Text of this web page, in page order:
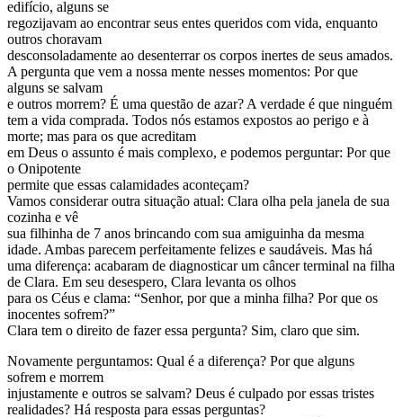
edifício, alguns se
regozijavam ao encontrar seus entes queridos com vida, enquanto
outros choravam
desconsoladamente ao desenterrar os corpos inertes de seus amados.
A pergunta que vem a nossa mente nesses momentos: Por que
alguns se salvam
e outros morrem? É uma questão de azar? A verdade é que ninguém
tem a vida comprada. Todos nós estamos expostos ao perigo e à
morte; mas para os que acreditam
em Deus o assunto é mais complexo, e podemos perguntar: Por que
o Onipotente
permite que essas calamidades aconteçam?
Vamos considerar outra situação atual: Clara olha pela janela de sua
cozinha e vê
sua filhinha de 7 anos brincando com sua amiguinha da mesma
idade. Ambas parecem perfeitamente felizes e saudáveis. Mas há
uma diferença: acabaram de diagnosticar um câncer terminal na filha
de Clara. Em seu desespero, Clara levanta os olhos
para os Céus e clama: “Senhor, por que a minha filha? Por que os
inocentes sofrem?”
Clara tem o direito de fazer essa pergunta? Sim, claro que sim.
Novamente perguntamos: Qual é a diferença? Por que alguns
sofrem e morrem
injustamente e outros se salvam? Deus é culpado por essas tristes
realidades? Há resposta para essas perguntas?